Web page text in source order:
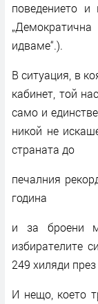
поведението и
идваме“.).
В ситуация, в
кабинет, той
само и
никой не
страната до
печалния
година
и за броени
избирателите
249 хиляди
И нещо, което